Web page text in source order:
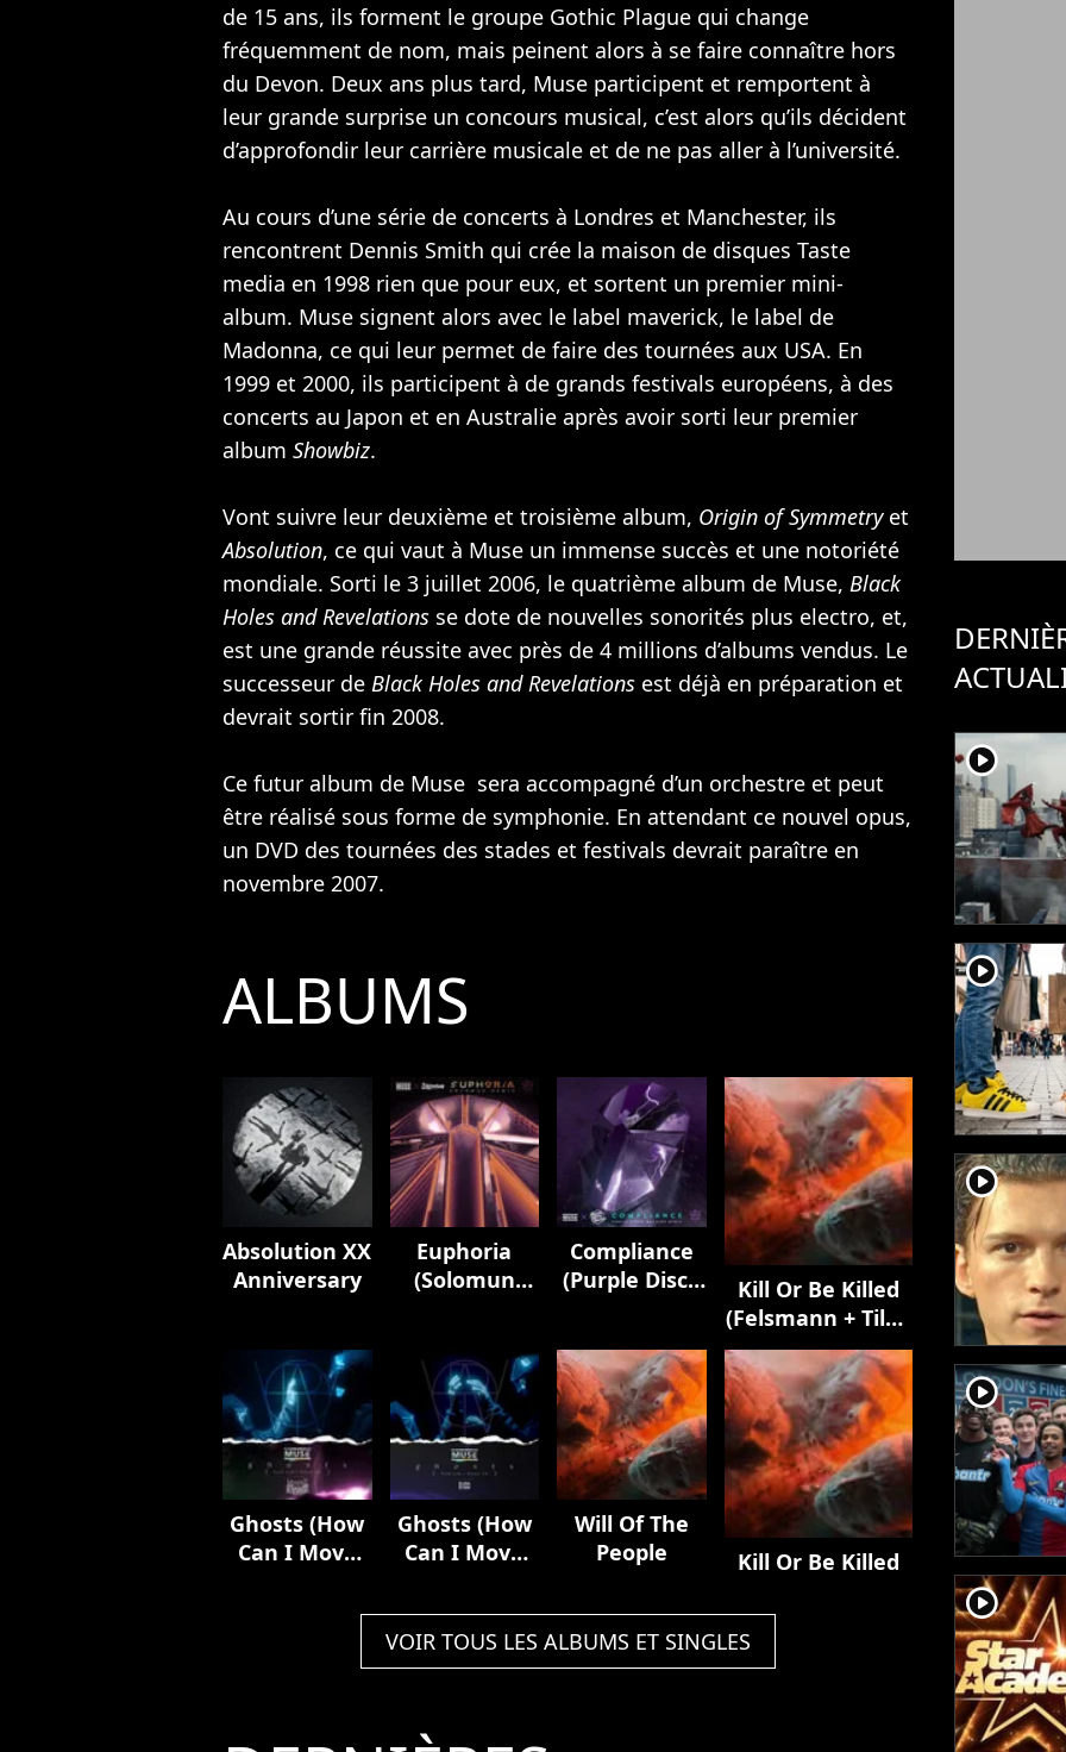
de 15 ans, ils forment le groupe Gothic Plague qui change
fréquemment de nom, mais peinent alors à se faire connaître hors
du Devon. Deux ans plus tard, Muse participent et remportent à
leur grande surprise un concours musical, c’est alors qu’ils décident
d’approfondir leur carrière musicale et de ne pas aller à l’université.
Au cours d’une série de concerts à Londres et Manchester, ils
rencontrent Dennis Smith qui crée la maison de disques Taste
media en 1998 rien que pour eux, et sortent un premier mini-
album. Muse signent alors avec le label maverick, le label de
Madonna, ce qui leur permet de faire des tournées aux USA. En
1999 et 2000, ils participent à de grands festivals européens, à des
concerts au Japon et en Australie après avoir sorti leur premier
album Showbiz.
Vont suivre leur deuxième et troisième album, Origin of Symmetryet
Absolution, ce qui vaut à Muse un immense succès et une notoriété
mondiale. Sorti le 3 juillet 2006, le quatrième album de Muse, Black
Holes and Revelations se dote de nouvelles sonorités plus electro, et,
est une grande réussite avec près de 4 millions d’albums vendus. Le
successeur de Black Holes and Revelations est déjà en préparation et
devrait sortir fin 2008.
Ce futur album de Muse sera accompagné d’un orchestre et peut
être réalisé sous forme de symphonie. En attendant ce nouvel opus,
un DVD des tournées des stades et festivals devrait paraître en
novembre 2007.
ALBUMS
Absolution XX
Anniversary
Euphoria
(Solomun
Compliance
(Purple Disco
Kill Or Be Killed
(Felsmann + Tiley
Reinterpretation)
Ghosts (How
Can I Move
Ghosts (How
Can I Move
Elisa]
Will Of The
People
Kill Or Be Killed
VOIR TOUS LES ALBUMS ET SINGLES
player2
player2
player2
player2
player2